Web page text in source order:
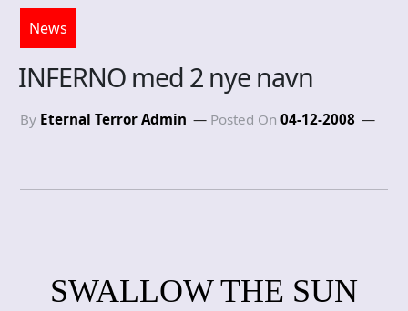
News
INFERNO med 2 nye navn
By Eternal Terror Admin Posted On 04-12-2008
SWALLOW THE SUN